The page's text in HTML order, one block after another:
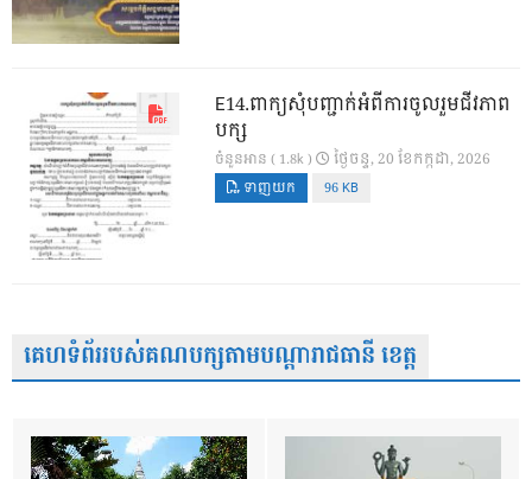
E14.ពាក្យសុំបញ្ជាក់អំពីការចូលរួមជីវភាព
បក្ស
ចំនួនអាន ( 1.8k ) ថ្ងៃ​ចន្ទ, 20 ខែ​កក្កដា, 2026
ទាញយក 96 KB
គេហទំព័ររបស់គណបក្សតាមបណ្តារាជធានី ខេត្ត